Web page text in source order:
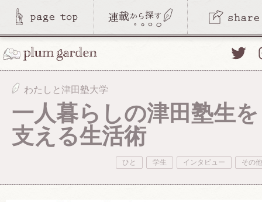
Twitter
わたしと津田塾大学
一人暮らしの津田塾生を
支える生活術
ひと 学生 インタビュー その他